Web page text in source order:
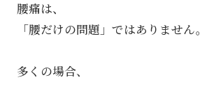
腰痛は、
「腰だけの問題」ではありません。
多くの場合、